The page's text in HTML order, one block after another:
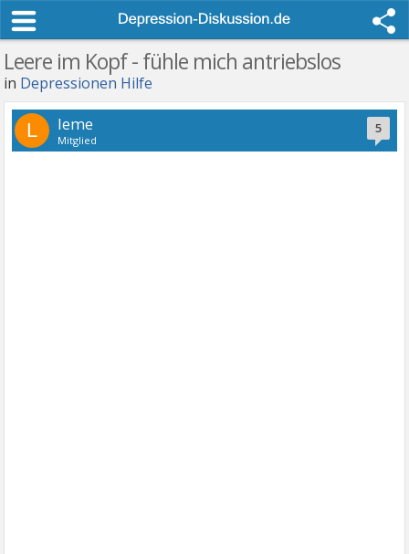
Leere im Kopf - fühle mich antriebslos
in Depressionen Hilfe
5
L leme
Mitglied